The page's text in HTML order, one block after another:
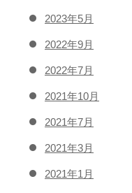
2023年5月
2022年9月
2022年7月
2021年10月
2021年7月
2021年3月
2021年1月